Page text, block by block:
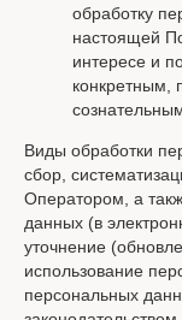
обработку
настоящей
интересе и
конкретным,
Виды обработки
сбор,
Оператором, а
данных (в
уточнение
использование
персональных